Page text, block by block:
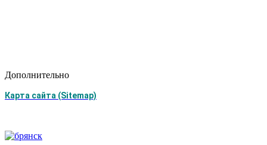
Дополнительно
Карта сайта (Sitemap)